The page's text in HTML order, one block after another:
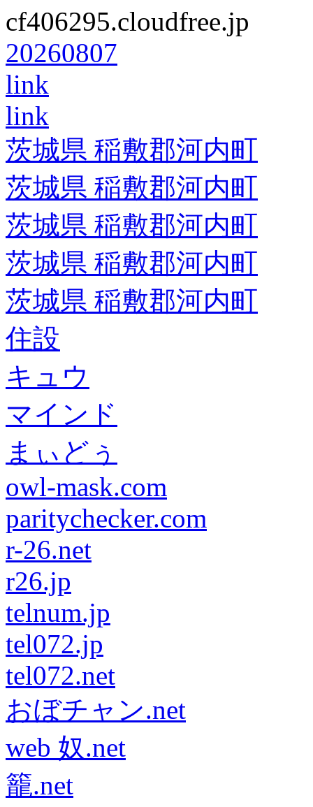
cf406295.cloudfree.jp
20260807
link
link
茨城県 稲敷郡河内町
茨城県 稲敷郡河内町
茨城県 稲敷郡河内町
茨城県 稲敷郡河内町
茨城県 稲敷郡河内町
住設
キュウ
マインド
まぃどぅ
owl-mask.com
paritychecker.com
r-26.net
r26.jp
telnum.jp
tel072.jp
tel072.net
おぼチャン.net
web 奴.net
籠.net